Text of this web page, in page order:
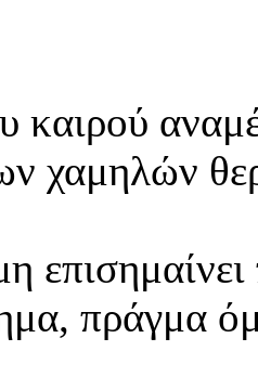
καιρού
χαμηλών
πράγμα